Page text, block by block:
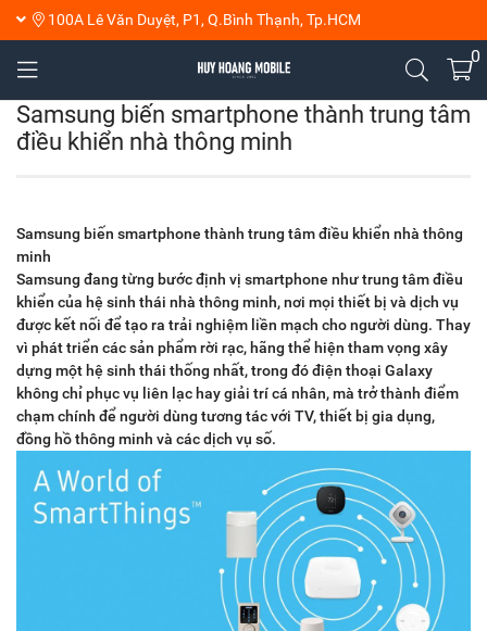
100A Lê Văn Duyệt, P1, Q.Bình Thạnh, Tp.HCM
0
Samsung biến smartphone thành trung tâm
điều khiển nhà thông minh
Samsung biến smartphone thành trung tâm điều khiển nhà thông
minh
Samsung đang từng bước định vị smartphone như trung tâm điều
khiển của hệ sinh thái nhà thông minh, nơi mọi thiết bị và dịch vụ
được kết nối để tạo ra trải nghiệm liền mạch cho người dùng. Thay
vì phát triển các sản phẩm rời rạc, hãng thể hiện tham vọng xây
dựng một hệ sinh thái thống nhất, trong đó điện thoại Galaxy
không chỉ phục vụ liên lạc hay giải trí cá nhân, mà trở thành điểm
chạm chính để người dùng tương tác với TV, thiết bị gia dụng,
đồng hồ thông minh và các dịch vụ số.